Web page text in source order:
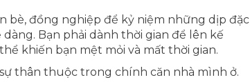
bè, đồng nghiệp để kỷ niệm những dịp đặc
Bạn phải dành thời gian để lên kế
khiến bạn mệt mỏi và mất thời gian.
thân thuộc trong chính căn nhà mình ở.